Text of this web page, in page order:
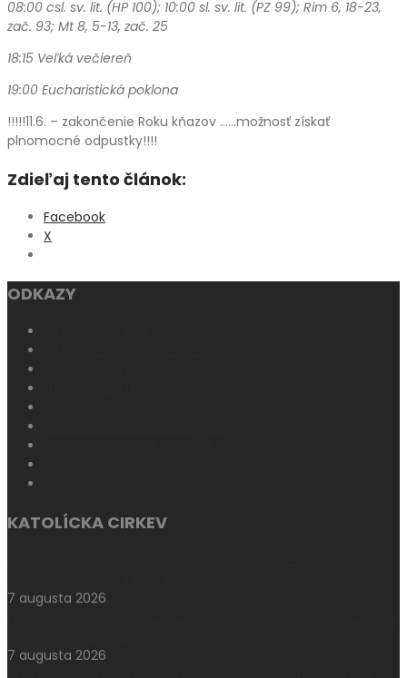
08:00 csl. sv. lit. (HP 100); 10:00 sl. sv. lit. (PZ 99); Rim 6, 18-23,
zač. 93; Mt 8, 5-13, zač. 25
18:15 Veľká večiereň
19:00 Eucharistická poklona
!!!!!11.6. – zakončenie Roku kňazov ……možnosť získať
plnomocné odpustky!!!!
Zdieľaj tento článok:
Facebook
X
ODKAZY
KATOLÍCKA CIRKEV
7 augusta 2026
7 augusta 2026